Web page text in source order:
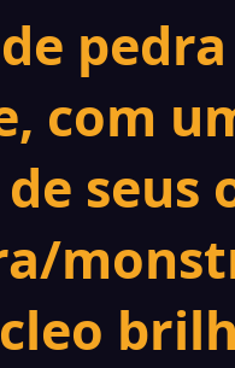
com
seus